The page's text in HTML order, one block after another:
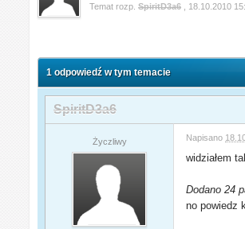
Temat rozp.SpiritD3a6 18.10.2010
1 odpowiedź w tym temacie
SpiritD3a6
Życzliwy Napisano
widziałem
Dodano 24
no powiedz